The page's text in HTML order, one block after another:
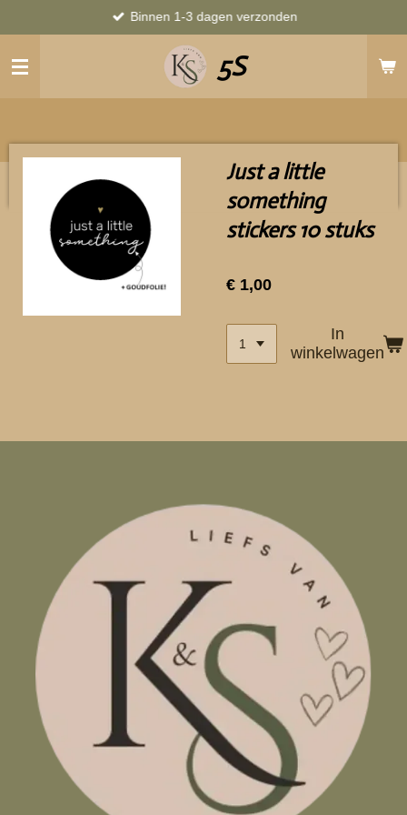
direct
naar
hoofdinhoud
5S
Binnen 1-3 dagen verzonden
Just a little
something
stickers 10 stuks
€ 1,00
In
winkelwagen